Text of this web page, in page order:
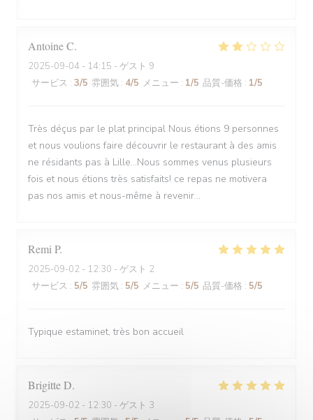
AntoineC
2025-09-04 - 14:15 - ゲスト 9
サービス : 3/5 雰囲気 : 4/5 メニュー : 1/5 品質-価格 : 1/5
Très déçus par le plat principal Nous étions 9 personnes
et nous voulions faire découvrir le restaurant à des amis
ne résidants pas à Lille...Nous sommes venus plusieurs
fois et nous étions très satisfaits! ce repas ne motivera
pas nos amis et nous-même à revenir...
Remi P
2025-09-02 - 12:30 - ゲスト 2
サービス : 5/5 雰囲気 : 5/5 メニュー : 5/5 品質-価格 : 5/5
Typique estaminet, très bon accueil
BrigitteD
2025-09-02 - 12:30 - ゲスト 3